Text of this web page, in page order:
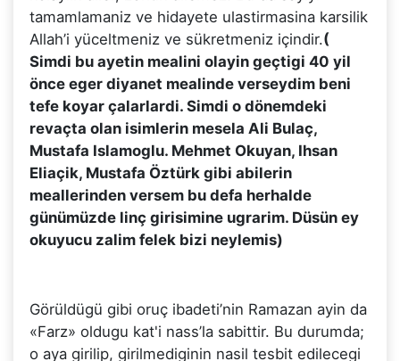
tamamlamaniz ve hidayete ulastirmasina karsilik
Allah’i yüceltmeniz ve sükretmeniz içindir.(
Simdi bu ayetin mealini olayin geçtigi 40 yil
önce eger diyanet mealinde verseydim beni
tefe koyar çalarlardi. Simdi o dönemdeki
revaçta olan isimlerin mesela Ali Bulaç,
Mustafa Islamoglu. Mehmet Okuyan, Ihsan
Eliaçik, Mustafa Öztürk gibi abilerin
meallerinden versem bu defa herhalde
günümüzde linç girisimine ugrarim. Düsün ey
okuyucu zalim felek bizi neylemis)
Görüldügü gibi oruç ibadeti’nin Ramazan ayin da
«Farz» oldugu kat'i nass’la sabittir. Bu durumda;
o aya girilip, girilmediginin nasil tesbit edilecegi